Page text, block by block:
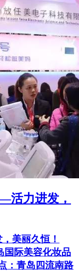
活力进发，
美丽久恒！
国际美容化妆品
：青岛四流南路